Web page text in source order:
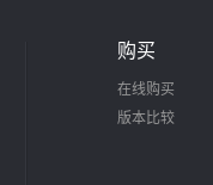
购买
在线购买
版本比较